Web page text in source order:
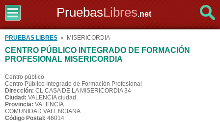
PruebasLibres.net
PRUEBAS LIBRES » MISERICORDIA
CENTRO PÚBLICO INTEGRADO DE FORMACIÓN
PROFESIONAL MISERICORDIA
Centro público
Centro Público Integrado de Formación Profesional
Dirección: CL CASA DE LA MISERICORDIA 34
Ciudad: VALENCIA ciudad
Provincia: VALENCIA
COMUNIDAD VALENCIANA
Código Postal: 46014